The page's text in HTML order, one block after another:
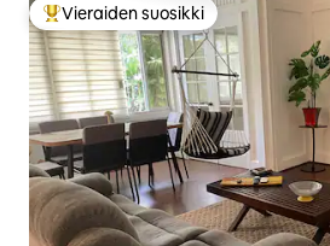
Vieraiden suosikkien parhaimmistoa
Vieraiden suosikki